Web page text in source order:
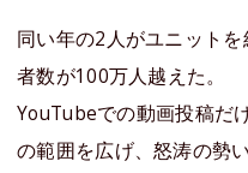
同い年の2人がユニット
者数が100万人越えた。
YouTubeでの動画投稿だ
の範囲を広げ、怒涛の勢